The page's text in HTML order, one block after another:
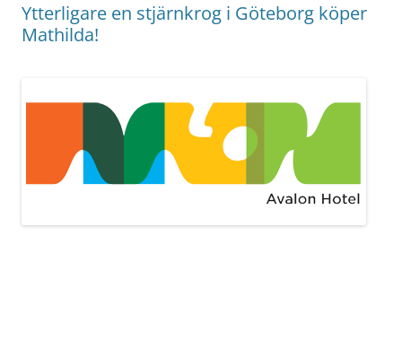
Ytterligare en stjärnkrog i Göteborg köper
Mathilda!